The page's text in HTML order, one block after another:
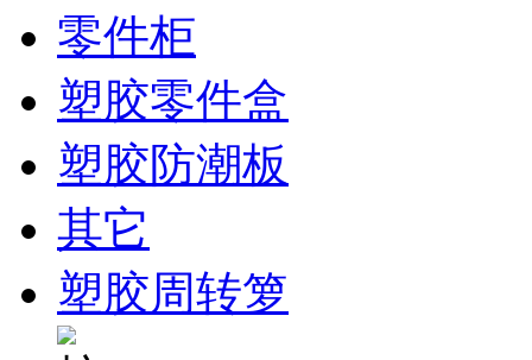
零件柜
塑胶零件盒
塑胶防潮板
其它
塑胶周转箩